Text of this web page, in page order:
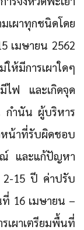
เผาทุกชนิดโดย
เมษายน 2562
ห้มีการเผาใดๆ
ไฟ และเกิดจุด
ำนัน ผู้บริหาร
น้าที่รับผิดชอบ
ณ์ และแก้ปัญหา
2-15 ปี ค่าปรับ
16 เมษายน –
เผาเตรียมพื้นที่